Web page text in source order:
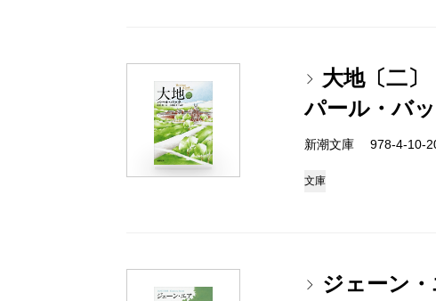
大地〔二〕
パール・バ
新潮文庫 978-4-10-
文庫
ジェーン・